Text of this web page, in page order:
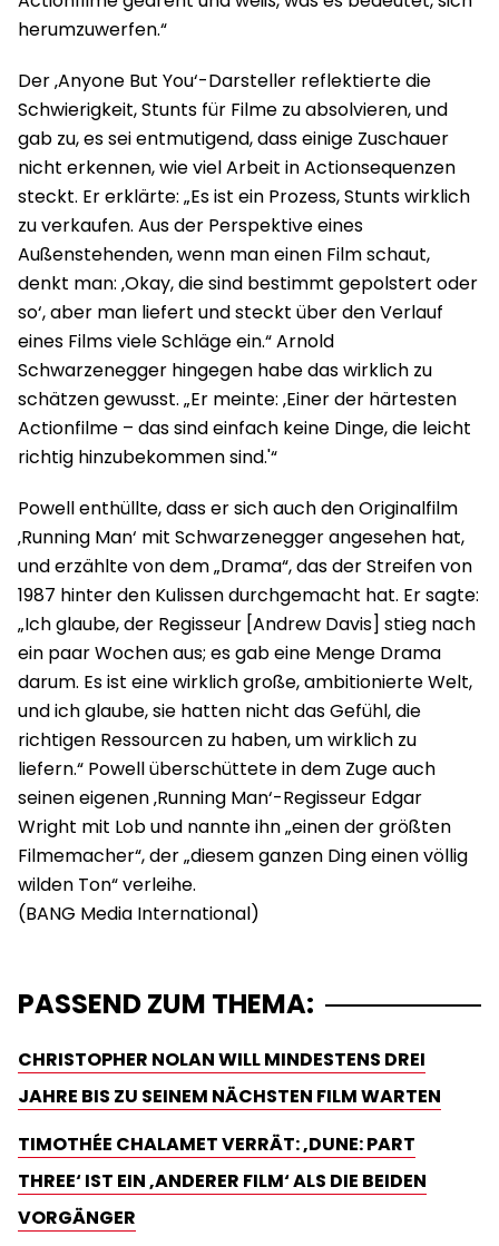
herumzuwerfen.“
Der ‚Anyone But You‘-Darsteller reflektierte die
Schwierigkeit, Stunts für Filme zu absolvieren, und
gab zu, es sei entmutigend, dass einige Zuschauer
nicht erkennen, wie viel Arbeit in Actionsequenzen
steckt. Er erklärte: „Es ist ein Prozess, Stunts wirklich
zu verkaufen. Aus der Perspektive eines
Außenstehenden, wenn man einen Film schaut,
denkt man: ‚Okay, die sind bestimmt gepolstert oder
so‘, aber man liefert und steckt über den Verlauf
eines Films viele Schläge ein.“ Arnold
Schwarzenegger hingegen habe das wirklich zu
schätzen gewusst. „Er meinte: ‚Einer der härtesten
Actionfilme – das sind einfach keine Dinge, die leicht
richtig hinzubekommen sind.'“
Powell enthüllte, dass er sich auch den Originalfilm
‚Running Man‘ mit Schwarzenegger angesehen hat,
und erzählte von dem „Drama“, das der Streifen von
1987 hinter den Kulissen durchgemacht hat. Er sagte:
„Ich glaube, der Regisseur [Andrew Davis] stieg nach
ein paar Wochen aus; es gab eine Menge Drama
darum. Es ist eine wirklich große, ambitionierte Welt,
und ich glaube, sie hatten nicht das Gefühl, die
richtigen Ressourcen zu haben, um wirklich zu
liefern.“ Powell überschüttete in dem Zuge auch
seinen eigenen ‚Running Man‘-Regisseur Edgar
Wright mit Lob und nannte ihn „einen der größten
Filmemacher“, der „diesem ganzen Ding einen völlig
wilden Ton“ verleihe.
PASSEND ZUM THEMA:
CHRISTOPHER NOLAN WILL MINDESTENS DREI
JAHRE BIS ZU SEINEM NÄCHSTEN FILM WARTEN
TIMOTHÉE CHALAMET VERRÄT: ‚DUNE: PART
THREE‘ IST EIN ‚ANDERER FILM‘ ALS DIE BEIDEN
VORGÄNGER